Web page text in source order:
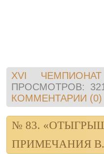
XVI
ПРОСМОТРОВ:
КОММЕНТАРИИ (0)
№ 83.
ПРИМЕЧАНИЯ